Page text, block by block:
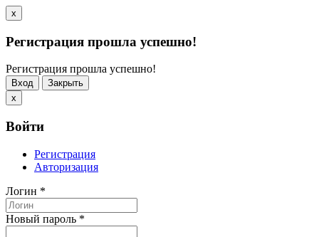
x
Регистрация прошла успешно!
Регистрация прошла успешно!
Вход
Закрыть
x
Войти
Регистрация
Авторизация
Логин *
Новый пароль *